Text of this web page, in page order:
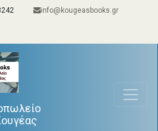
info@kougeasbooks.gr